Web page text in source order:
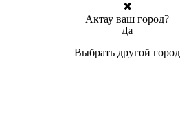
✖
Актау ваш город?
Да
Выбрать другой город